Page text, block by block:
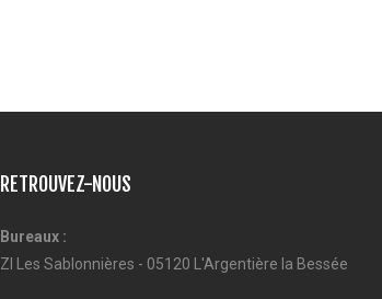
RETROUVEZ-NOUS
Bureaux :
ZI Les Sablonnières - 05120 L'Argentière la Bessée